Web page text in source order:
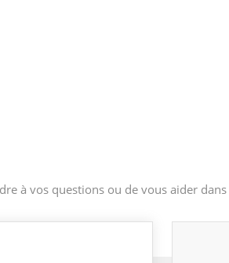
à vos questions ou de vous aider